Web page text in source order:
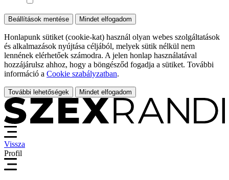
Beállítások mentése Mindet elfogadom
Honlapunk sütiket (cookie-kat) használ olyan webes szolgáltatások
és alkalmazások nyújtása céljából, melyek sütik nélkül nem
lennének elérhetőek számodra. A jelen honlap használatával
hozzájárulsz ahhoz, hogy a böngésződ fogadja a sütiket. További
információ a Cookie szabályzatban.
További lehetőségek Mindet elfogadom
Vissza
Profil